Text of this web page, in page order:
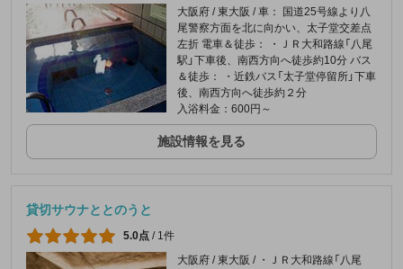
大阪府 / 東大阪 / 車： 国道25号線より八
尾警察方面を北に向かい、太子堂交差点
左折 電車＆徒歩： ・ＪＲ大和路線「八尾
駅」下車後、南西方向へ徒歩約10分 バス
＆徒歩： ・近鉄バス「太子堂停留所」下車
後、南西方向へ徒歩約２分
入浴料金：600円～
施設情報を見る
貸切サウナととのうと
5.0点 / 1件
大阪府 / 東大阪 / ・ＪＲ大和路線「八尾